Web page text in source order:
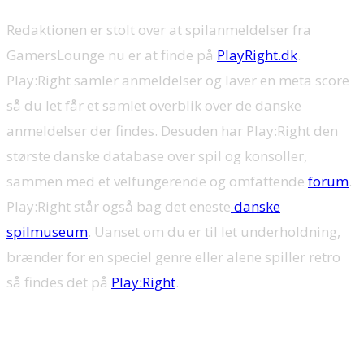
Redaktionen er stolt over at spilanmeldelser fra
GamersLounge nu er at finde på PlayRight.dk.
Play:Right samler anmeldelser og laver en meta score
så du let får et samlet overblik over de danske
anmeldelser der findes. Desuden har Play:Right den
største danske database over spil og konsoller,
sammen med et velfungerende og omfattende forum.
Play:Right står også bag det eneste danske
spilmuseum. Uanset om du er til let underholdning,
brænder for en speciel genre eller alene spiller retro
så findes det på Play:Right.